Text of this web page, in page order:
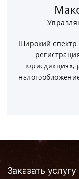
Широкий спектр
юрисдикциях,
Заказать услугу